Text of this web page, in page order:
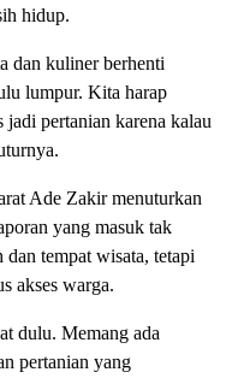
hidup.
dan kuliner berhenti
lumpur. Kita harap
jadi pertanian karena kalau
Ade Zakir menuturkan
yang masuk tak
tempat wisata, tetapi
akses warga.
dulu. Memang ada
pertanian yang